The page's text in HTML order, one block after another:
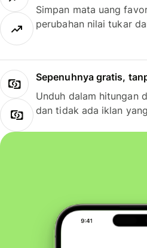
Simpan mata uang
perubahan nilai tukar
Sepenuhnya gratis,
Unduh dalam hitungan
dan tidak ada iklan